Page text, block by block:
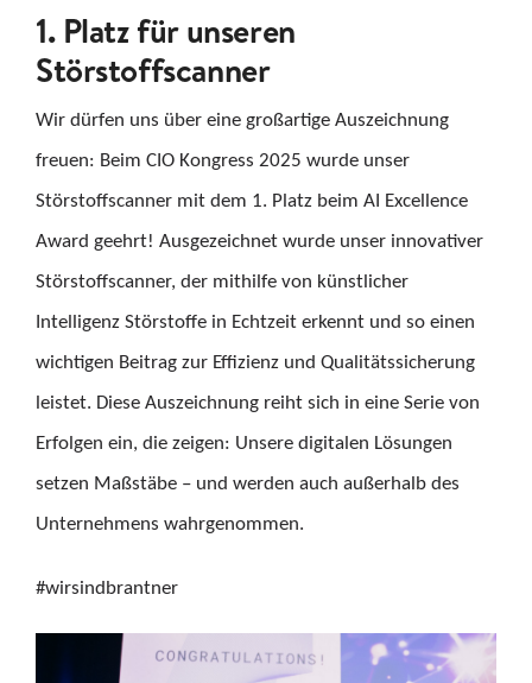
KARRIERE
Suche
nach:
1. Platz für unseren
Störstoffscanner
Wir dürfen uns über eine großartige Auszeichnung
freuen: Beim CIO Kongress 2025 wurde unser
Störstoffscanner mit dem 1. Platz beim AI Excellence
Award geehrt! Ausgezeichnet wurde unser innovativer
Störstoffscanner, der mithilfe von künstlicher
Intelligenz Störstoffe in Echtzeit erkennt und so einen
wichtigen Beitrag zur Effizienz und Qualitätssicherung
leistet. Diese Auszeichnung reiht sich in eine Serie von
Erfolgen ein, die zeigen: Unsere digitalen Lösungen
setzen Maßstäbe – und werden auch außerhalb des
Unternehmens wahrgenommen.
#wirsindbrantner